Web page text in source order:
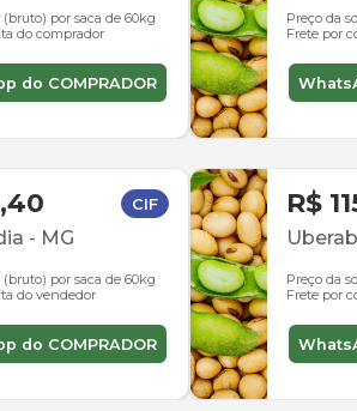
(bruto) por saca de 60kg
do comprador
do COMPRADOR
Preço da
Frete por
CIF
- MG
(bruto) por saca de 60kg
do vendedor
do COMPRADOR
R$
Preço da
Frete por